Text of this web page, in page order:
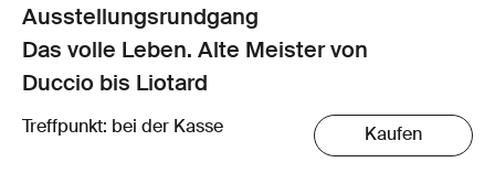
Ausstellungsrund­gang
Das volle Leben. Alte Meister von
Duccio bis Liotard
Treffpunkt: bei der Kasse Kaufen